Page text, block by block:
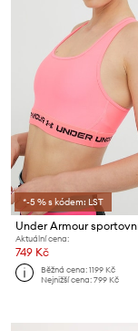
*-5 % s kódem: LST
Aktuální cena:
749 Kč
Běžná cena:1199 Kč
Nejnižší cena:799 Kč